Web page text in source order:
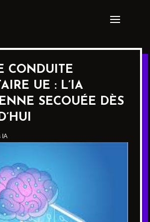
CONDUITE
UE : L’IA
SECOUÉE DÈS
IA